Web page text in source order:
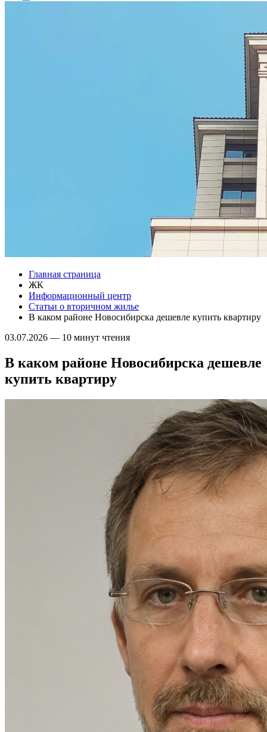
Главная страница
ЖК
Информационный центр
Статьи о вторичном жилье
В каком районе Новосибирска дешевле купить квартиру
03.07.2026 — 10 минут чтения
В каком районе Новосибирска дешевле
купить квартиру